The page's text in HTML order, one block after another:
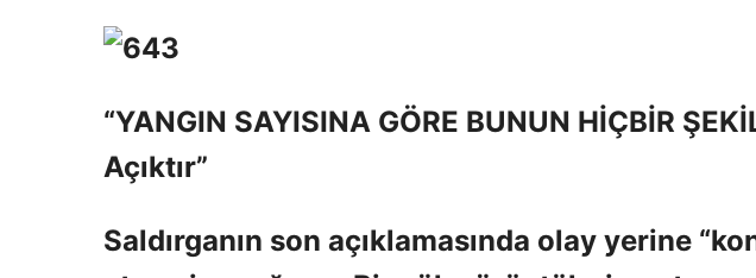
“YANGIN SAYISINA GÖRE BUNUN HİÇBİR
Açıktır”
Saldırganın son açıklamasında olay yerine